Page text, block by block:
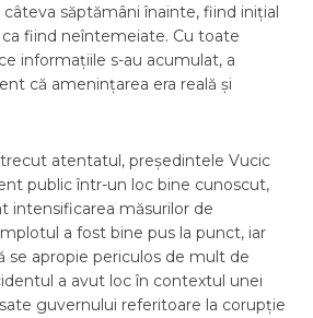
săptămâni înainte, fiind inițial
fiind neîntemeiate. Cu toate
informațiile s-au acumulat, a
că amenințarea era reală și
atentatul, președintele Vucic
public într-un loc bine cunoscut,
intensificarea măsurilor de
a fost bine pus la punct, iar
se apropie periculos de mult de
a avut loc în contextul unei
guvernului referitoare la corupție